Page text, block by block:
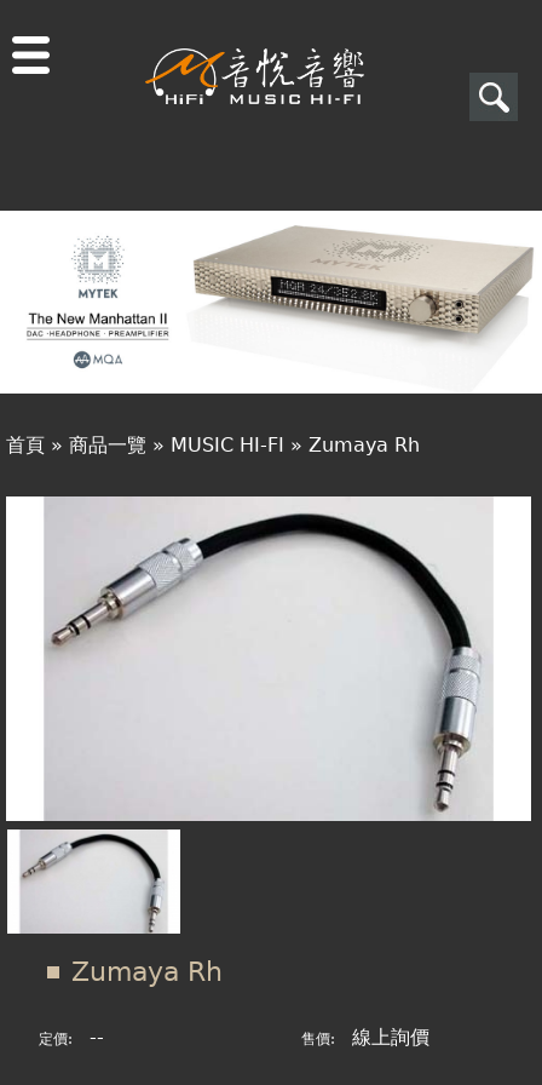
搜
表
單
搜
尋
商品一覽
二手專區
視聽專欄
購物須知
線上商城
您
裡
首頁 » 商品一覽 » MUSIC HI-FI » Zumaya Rh
Zumaya Rh
定價: -- 售價: 線上詢價